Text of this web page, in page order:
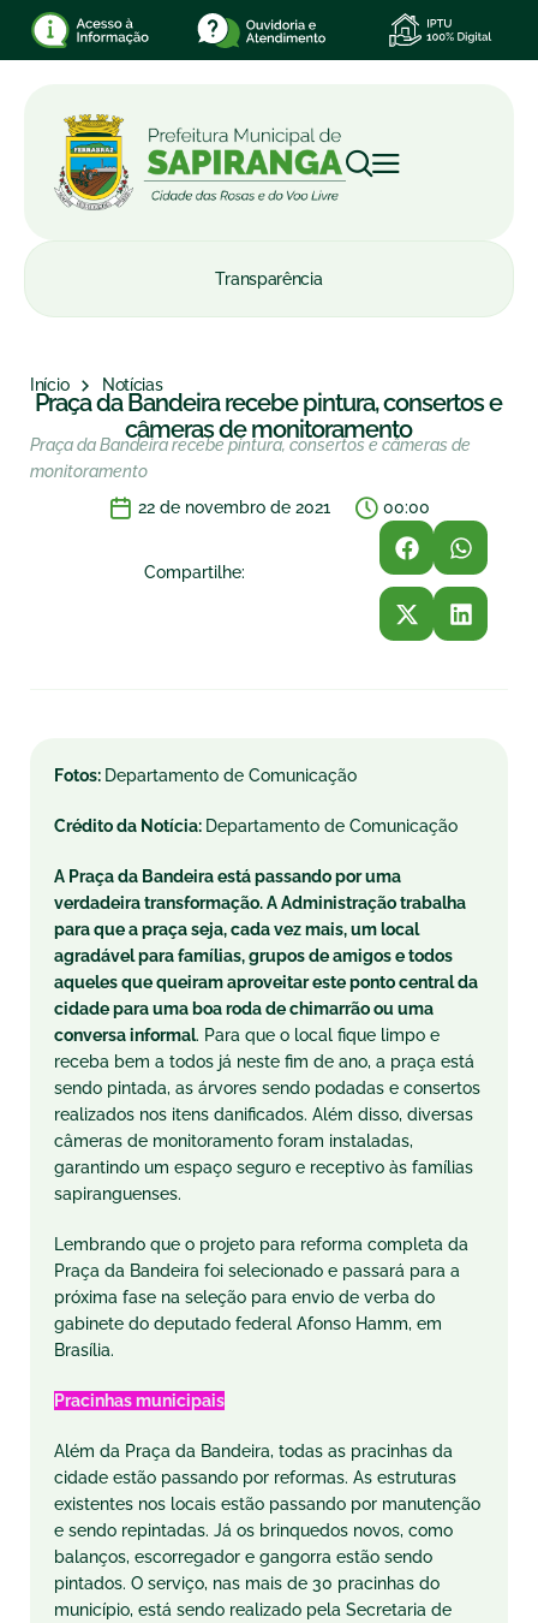
Transparência
Início Notícias
Praça da Bandeira recebe pintura, consertos e
câmeras de monitoramento
Praça da Bandeira recebe pintura, consertos e câmeras de
monitoramento
22 de novembro de 2021
00:00
Compartilhe:
Fotos: Departamento de Comunicação
Crédito da Notícia: Departamento de Comunicação
A Praça da Bandeira está passando por uma
verdadeira transformação. A Administração trabalha
para que a praça seja, cada vez mais, um local
agradável para famílias, grupos de amigos e todos
aqueles que queiram aproveitar este ponto central da
cidade para uma boa roda de chimarrão ou uma
conversa informal. Para que o local fique limpo e
receba bem a todos já neste fim de ano, a praça está
sendo pintada, as árvores sendo podadas e consertos
realizados nos itens danificados. Além disso, diversas
câmeras de monitoramento foram instaladas,
garantindo um espaço seguro e receptivo às famílias
sapiranguenses.
Lembrando que o projeto para reforma completa da
Praça da Bandeira foi selecionado e passará para a
próxima fase na seleção para envio de verba do
gabinete do deputado federal Afonso Hamm, em
Brasília.
Pracinhas municipais
Além da Praça da Bandeira, todas as pracinhas da
cidade estão passando por reformas. As estruturas
existentes nos locais estão passando por manutenção
e sendo repintadas. Já os brinquedos novos, como
balanços, escorregador e gangorra estão sendo
pintados. O serviço, nas mais de 30 pracinhas do
município, está sendo realizado pela Secretaria de